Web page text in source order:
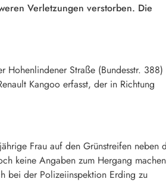
Verletzungen verstorben. Die
Hohenlindener Straße (Bundesstr. 388)
Kangoo erfasst, der in Richtung
Frau auf den Grünstreifen neben
keine Angaben zum Hergang
bei der Polizeiinspektion Erding zu